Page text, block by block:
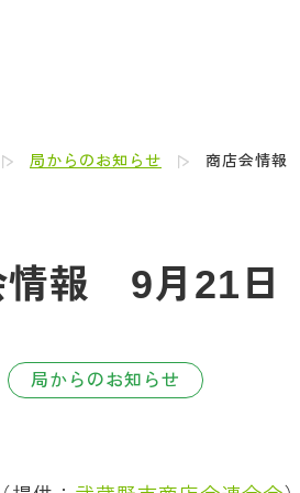
局からのお知らせ 商店会情
情報 9月21
局からのお知らせ